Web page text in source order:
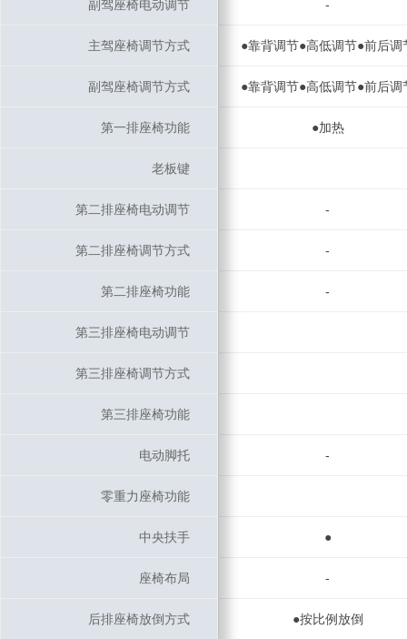
副驾座椅电动调节 -
主驾座椅调节方式 ●靠背调节●高低调节●前后调
副驾座椅调节方式 ●靠背调节●高低调节●前后调
第一排座椅功能 ●加热
老板键
第二排座椅电动调节 -
第二排座椅调节方式 -
第二排座椅功能 -
第三排座椅电动调节
第三排座椅调节方式
第三排座椅功能
电动脚托 -
零重力座椅功能
中央扶手 ●
座椅布局 -
后排座椅放倒方式 ●按比例放倒
副驾座椅电动调节
主驾座椅调节方式
副驾座椅调节方式
第一排座椅功能
老板键
第二排座椅电动调节
第二排座椅调节方式
第二排座椅功能
第三排座椅电动调节
第三排座椅调节方式
第三排座椅功能
电动脚托
零重力座椅功能
中央扶手
座椅布局
后排座椅放倒方式